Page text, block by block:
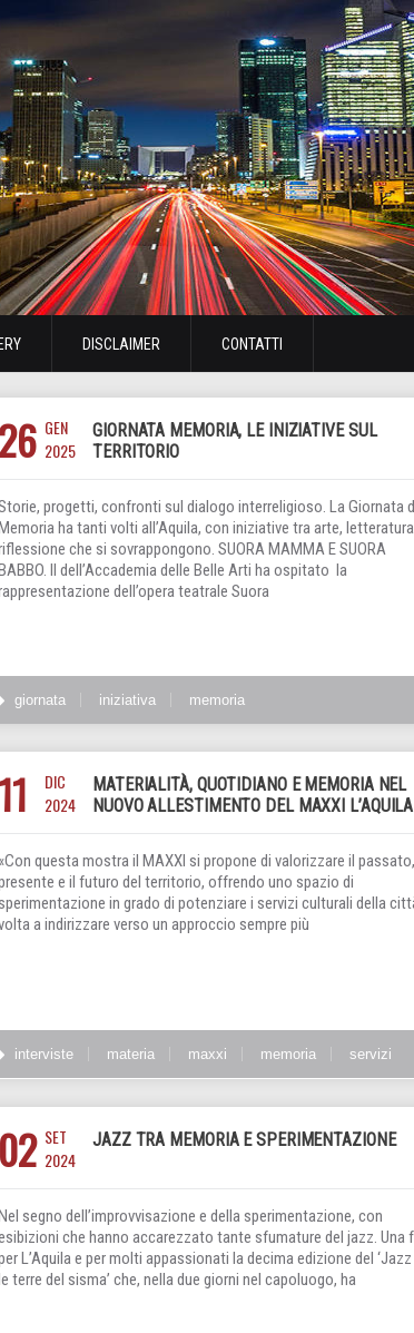
DISCLAIMER CONTATTI
26 GEN
2025
GIORNATA MEMORIA, LE INIZIATIVE SUL
TERRITORIO
progetti, confronti sul dialogo interreligioso. La Giornata
ha tanti volti all’Aquila, con iniziative tra arte,
che si sovrappongono. SUORA MAMMA E SUORA
Il dell’Accademia delle Belle Arti ha ospitato la
dell’opera teatrale Suora
giornata iniziativa memoria
11
DIC
2024
MATERIALITÀ, QUOTIDIANO E MEMORIA NEL
NUOVO ALLESTIMENTO DEL MAXXI L’AQUILA
«Con questa mostra il MAXXI si propone di valorizzare il
e il futuro del territorio, offrendo uno spazio di
sperimentazione in grado di potenziare i servizi culturali della
a indirizzare verso un approccio sempre più
interviste materia maxxi memoria servizi
02 SET
2024
JAZZ TRA MEMORIA E SPERIMENTAZIONE
segno dell’improvvisazione e della sperimentazione, con
che hanno accarezzato tante sfumature del jazz. Una
L’Aquila e per molti appassionati la decima edizione del
terre del sisma’ che, nella due giorni nel capoluogo, ha